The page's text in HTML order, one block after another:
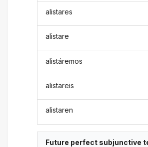
alistares
alistare
alistáremos
alistareis
alistaren
Future perfect subjunctive